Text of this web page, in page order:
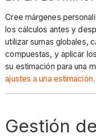
Cree márgenes
los cálculos antes y
utilizar sumas globales,
compuestas, y aplicar
su estimación para una
ajustes a una estimación.
Gestión